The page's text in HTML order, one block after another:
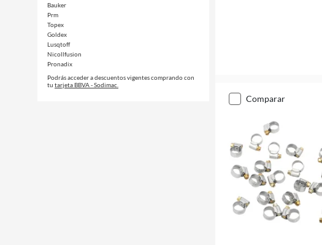
Bauker
Prm
Topex
Goldex
Lusqtoff
Nicollfusion
Pronadix
Podrás acceder a descuentos vigentes comprando con
tu tarjeta BBVA - Sodimac.
comparar